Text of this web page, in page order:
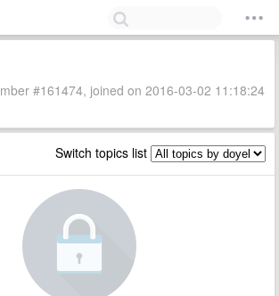
#161474, joined on 2016-03-02 11:18:24
Switch topics list